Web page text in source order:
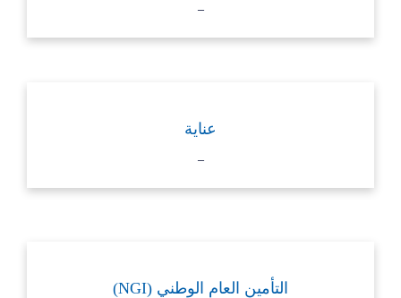
–
عناية
–
التأمين العام الوطني (NGI)